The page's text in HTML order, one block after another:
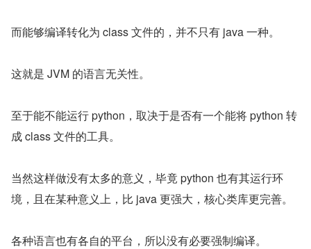
而能够编译转化为 class 文件的，并不只有 java 一种。
这就是 JVM 的语言无关性。
至于能不能运行 python，取决于是否有一个能将 python 转
成 class 文件的工具。
当然这样做没有太多的意义，毕竟 python 也有其运行环
境，且在某种意义上，比 java 更强大，核心类库更完善。
各种语言也有各自的平台，所以没有必要强制编译。